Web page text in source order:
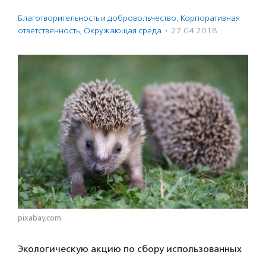
Благотвори­тель­ность и доброволь­чест­во, Корпоративная
ответственность, Окружающая среда · 27.04.2018
pixabay.com
Экологическую акцию по сбору использованных